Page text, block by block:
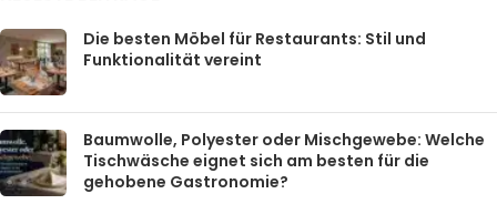
Die besten Möbel für Restaurants: Stil und
Funktionalität vereint
Baumwolle, Polyester oder Mischgewebe: Welche
Tischwäsche eignet sich am besten für die
gehobene Gastronomie?